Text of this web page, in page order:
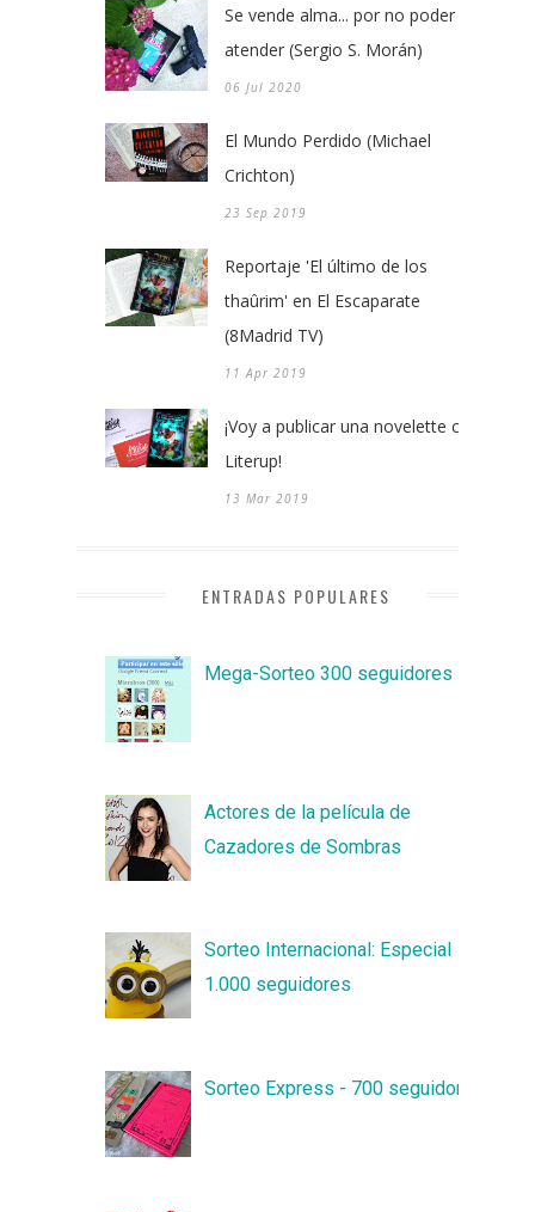
Se vende alma... por no poder
atender (Sergio S. Morán)
06 Jul 2020
El Mundo Perdido (Michael
Crichton)
23 Sep 2019
Reportaje 'El último de los
thaûrim' en El Escaparate
(8Madrid TV)
11 Apr 2019
¡Voy a publicar una novelette con
Literup!
13 Mar 2019
ENTRADAS POPULARES
Mega-Sorteo 300 seguidores
Actores de la película de
Cazadores de Sombras
Sorteo Internacional: Especial
1.000 seguidores
Sorteo Express - 700 seguidores